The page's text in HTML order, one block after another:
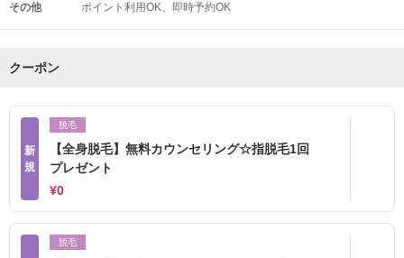
その他 ポイント利用OK 即時予約OK
クーポン
新
規
脱毛
【全身脱毛】無料カウンセリング☆指脱毛1回
プレゼント
¥0
脱毛